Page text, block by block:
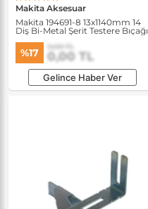
Makita Aksesuar
Makita 194691-8 13x1140mm 14
Diş Bi-Metal Şerit Testere Bıçağı
%17 0,00 TL
0,00 TL
Gelince Haber Ver